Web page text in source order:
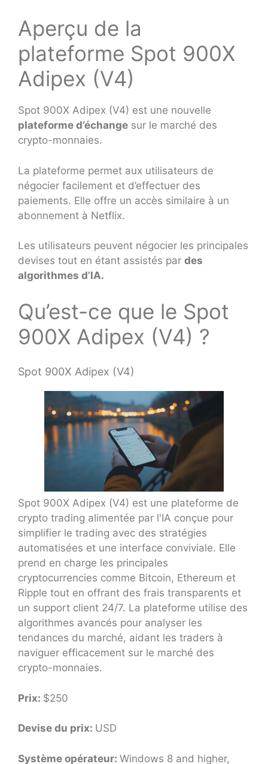
Aperçu de la
plateforme Spot 900X
Adipex (V4)
Spot 900X Adipex (V4) est une nouvelle
plateforme d’échange sur le marché des
crypto-monnaies.
La plateforme permet aux utilisateurs de
négocier facilement et d’effectuer des
paiements. Elle offre un accès similaire à un
abonnement à Netflix.
Les utilisateurs peuvent négocier les principales
devises tout en étant assistés par des
algorithmes d’IA.
Qu’est-ce que le Spot
900X Adipex (V4) ?
Spot 900X Adipex (V4)
Spot 900X Adipex (V4) est une plateforme de
crypto trading alimentée par l'IA conçue pour
simplifier le trading avec des stratégies
automatisées et une interface conviviale. Elle
prend en charge les principales
cryptocurrencies comme Bitcoin, Ethereum et
Ripple tout en offrant des frais transparents et
un support client 24/7. La plateforme utilise des
algorithmes avancés pour analyser les
tendances du marché, aidant les traders à
naviguer efficacement sur le marché des
crypto-monnaies.
Prix: $250
Devise du prix: USD
Système opérateur: Windows 8 and higher,